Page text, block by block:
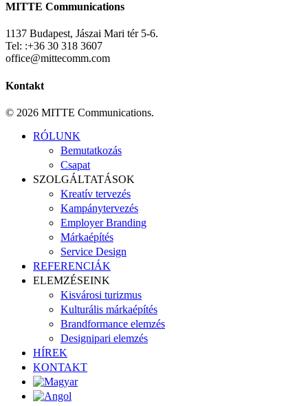
MITTE Communications
1137 Budapest, Jászai Mari tér 5-6.
Tel: :+36 30 318 3607
office@mittecomm.com
Kontakt
© 2026 MITTE Communications.
Close
RÓLUNK
Bemutatkozás
Csapat
SZOLGÁLTATÁSOK
Kreatív tervezés
Kampánytervezés
Employer Branding
Márkaépítés
Service Design
REFERENCIÁK
ELEMZÉSEINK
Kisvárosi turizmus
Kulturális márkaépítés
Brandformance elemzés
Designipari elemzés
HÍREK
KONTAKT